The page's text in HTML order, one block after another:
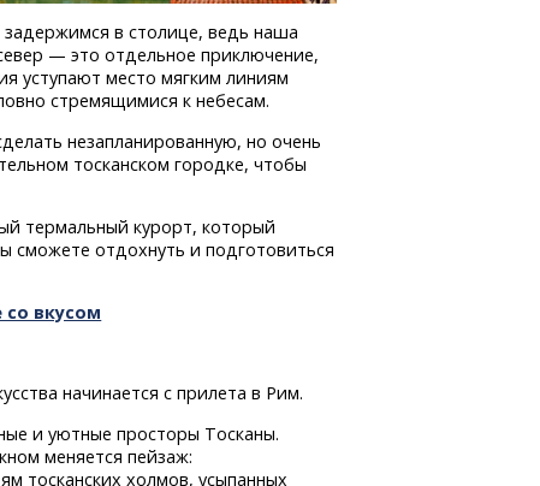
задержимся в столице, ведь наша
— это отдельное приключение,
уступают место мягким линиям
стремящимися к небесам.
незапланированную, но очень
тосканском городке, чтобы
термальный курорт, который
сможете отдохнуть и подготовиться
вкусом
начинается с прилета в Рим.
и уютные просторы Тосканы.
меняется пейзаж:
тосканских холмов, усыпанных